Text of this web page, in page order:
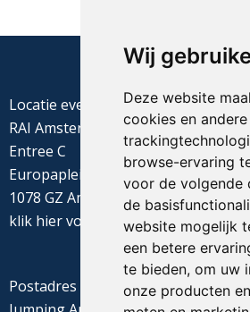
Wij
Deze website
cookies en andere
browse-ervaring
voor de volgende
de
website mogelijk
een betere
te bieden, om uw
onze producten
Locatie evenement
RAI Amsterdam
Entree C
Europaplein 22
1078 GZ Amsterdam
klik hiervoor de routebeschrijving
Postadres